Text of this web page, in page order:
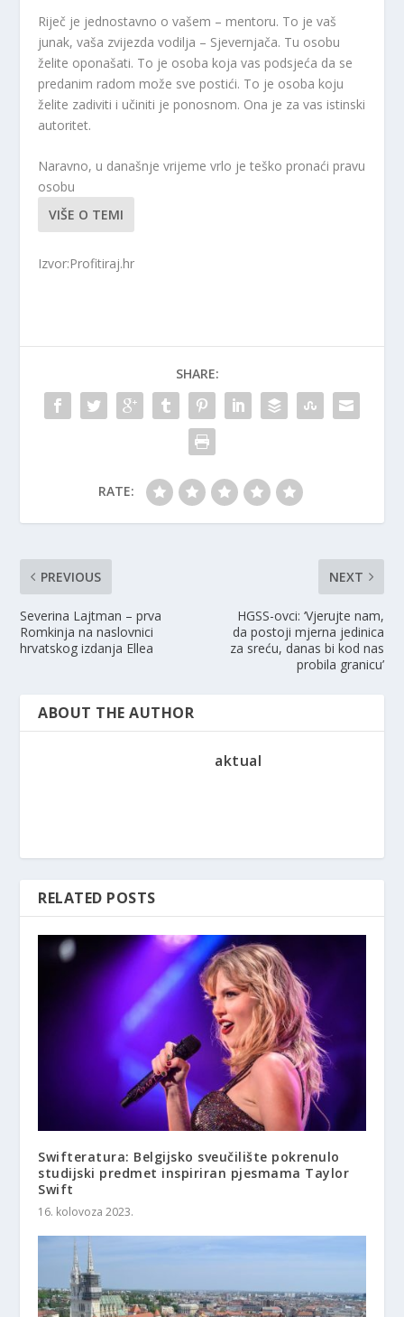
Riječ je jednostavno o vašem – mentoru. To je vaš
junak, vaša zvijezda vodilja – Sjevernjača. Tu osobu
želite oponašati. To je osoba koja vas podsjeća da se
predanim radom može sve postići. To je osoba koju
želite zadiviti i učiniti je ponosnom. Ona je za vas istinski
autoritet.
Naravno, u današnje vrijeme vrlo je teško pronaći pravu
osobu
VIŠE O TEMI
Izvor:Profitiraj.hr
SHARE:
RATE:
PREVIOUS
Severina Lajtman – prva
Romkinja na naslovnici
hrvatskog izdanja Ellea
NEXT
HGSS-ovci: ‘Vjerujte nam,
da postoji mjerna jedinica
za sreću, danas bi kod nas
probila granicu’
ABOUT THE AUTHOR
aktual
RELATED POSTS
Swifteratura: Belgijsko sveučilište pokrenulo
studijski predmet inspiriran pjesmama Taylor
Swift
16. kolovoza 2023.